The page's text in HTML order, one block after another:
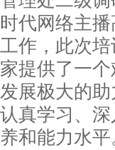
时代网络主
工作，此次
家提供了一
发展极大的
认真学习、
养和能力水平